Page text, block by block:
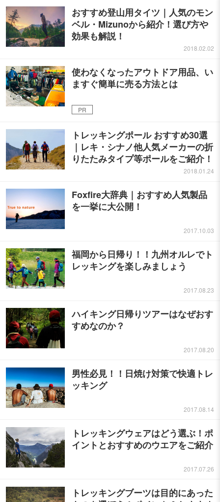
おすすめ登山用タイツ｜人気のモン
ベル・Mizunoから紹介！選び方や
効果も解説！
2018.02.02
使わなくなったアウトドア用品、い
ますぐ簡単に売る方法とは
PR
トレッキングポール おすすめ30選
｜レキ・シナノ他人気メーカーの折
りたたみタイプ等ポールをご紹介！
2018.01.24
Foxfire大辞典｜おすすめ人気製品
を一挙に大公開！
2017.10.03
福岡から日帰り！！九州オルレでト
レッキングを楽しみましょう
2017.08.23
ハイキング日帰りツアーはなぜおす
すめなのか？
2017.08.20
男性必見！！日焼け対策で快適トレ
ッキング
2017.08.14
トレッキングウェアはどう選ぶ！ポ
イントとおすすめのウエアをご紹介
2017.07.26
トレッキングブーツは目的にあった